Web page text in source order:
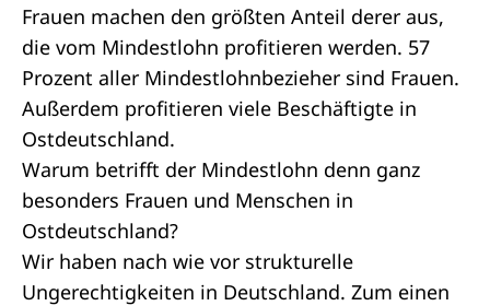
Frauen machen den größten Anteil derer aus,
die vom Mindestlohn profitieren werden. 57
Prozent aller Mindestlohnbezieher sind Frauen.
Außerdem profitieren viele Beschäftigte in
Ostdeutschland.
Warum betrifft der Mindestlohn denn ganz
besonders Frauen und Menschen in
Ostdeutschland?
Wir haben nach wie vor strukturelle
Ungerechtigkeiten in Deutschland. Zum einen